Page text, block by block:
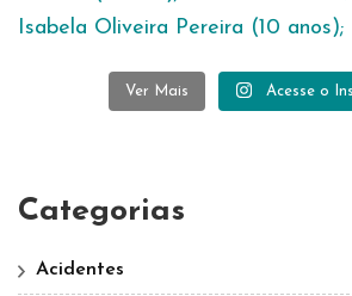
Ver Mais Acesse o
Categorias
Acidentes